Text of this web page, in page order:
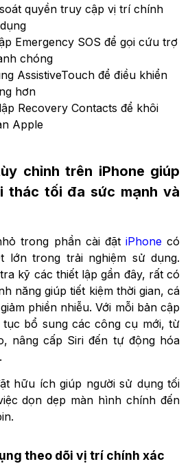
quyền truy cập vị trí chính
Emergency SOS để gọi cứu trợ
chóng
AssistiveTouch để điều khiển
hơn
Recovery Contacts để khôi
Apple
chỉnh trên iPhone giúp
thác tối đa sức mạnh và
trong phần cài đặt iPhonecó
lớn trong trải nghiệm sử dụng.
kỹ các thiết lập gần đây, rất có
năng giúp tiết kiệm thời gian, cá
phiền nhiễu. Với mỗi bản cập
tục bổ sung các công cụ mới, từ
nâng cấp Siri đến tự động hóa
hữu ích giúp người sử dụng tối
dọn dẹp màn hình chính đến
theo dõi vị trí chính xác